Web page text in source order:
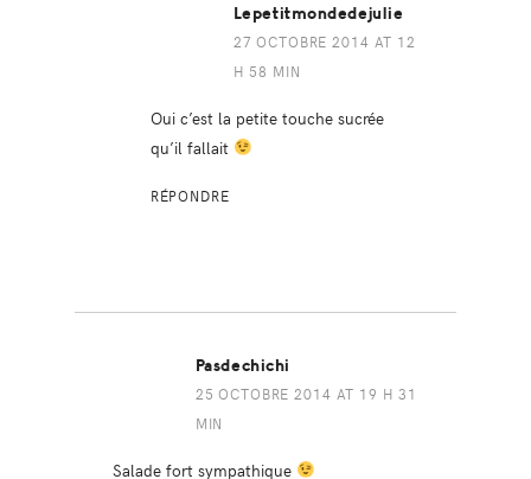
Lepetitmondedejulie
27 OCTOBRE 2014 AT 12
H 58 MIN
Oui c’est la petite touche sucrée
qu’il fallait
RÉPONDRE
Pasdechichi
25 OCTOBRE 2014 AT 19 H 31
MIN
Salade fort sympathique